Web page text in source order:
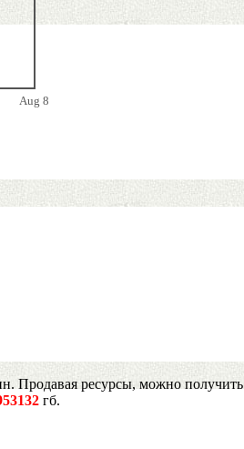
Aug 8
Продавая ресурсы, можно
гб.